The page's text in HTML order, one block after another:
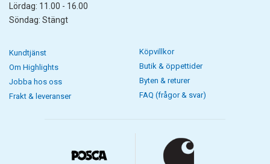
Lördag: 11.00 - 16.00
Söndag: Stängt
Kundtjänst
Om Highlights
Jobba hos oss
Frakt & leveranser
Köpvillkor
Butik & öppettider
Byten & returer
FAQ (frågor & svar)